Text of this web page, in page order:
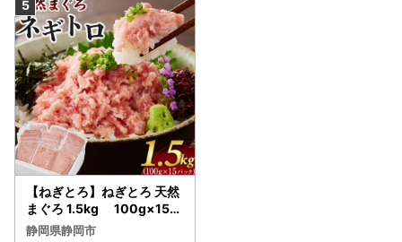
【ねぎとろ】ねぎとろ 天然
まぐろ 1.5kg 100g×15パ
ック
静岡県静岡市